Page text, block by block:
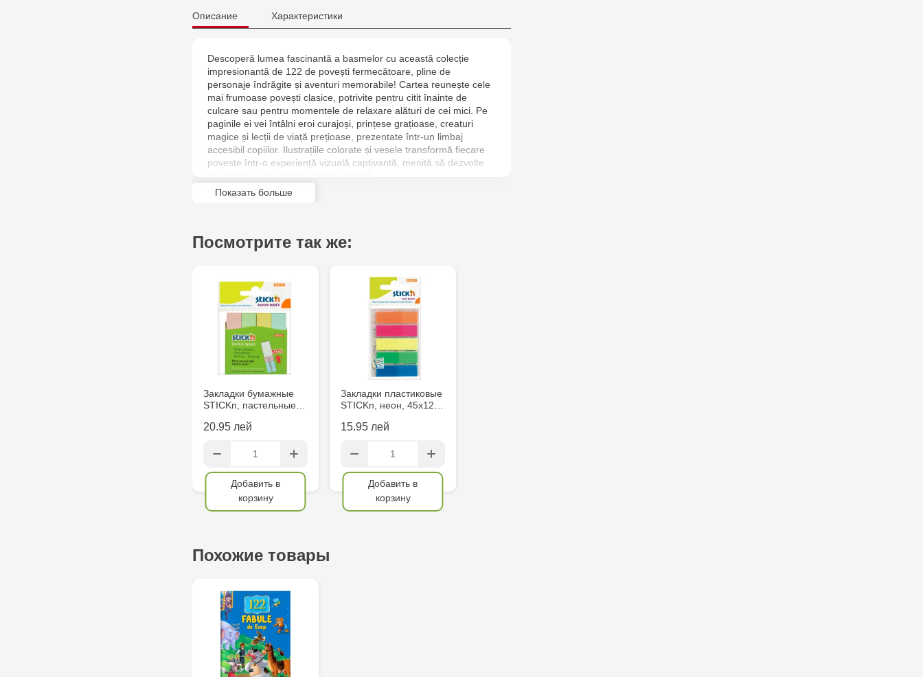
Описание Характеристики
Descoperă lumea fascinantă a basmelor cu această colecție
impresionantă de 122 de povești fermecătoare, pline de
personaje îndrăgite și aventuri memorabile! Cartea reunește cele
mai frumoase povești clasice, potrivite pentru citit înainte de
culcare sau pentru momentele de relaxare alături de cei mici. Pe
paginile ei vei întâlni eroi curajoși, prințese grațioase, creaturi
magice și lecții de viață prețioase, prezentate într-un limbaj
accesibil copiilor. Ilustrațiile colorate și vesele transformă fiecare
poveste într-o experiență vizuală captivantă, menită să dezvolte
Показать больше
Посмотрите так же:
Закладки бумажные
STICKn, пастельные…
20.95 лей
Добавить в
корзину
Закладки пластиковые
STICKn, неон, 45х12…
15.95 лей
Добавить в
корзину
Похожие товары